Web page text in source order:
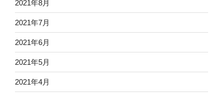
2021年8月
2021年7月
2021年6月
2021年5月
2021年4月